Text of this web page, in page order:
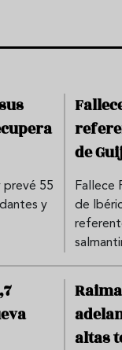
prevé 55
y
de
Fallece
de
altas